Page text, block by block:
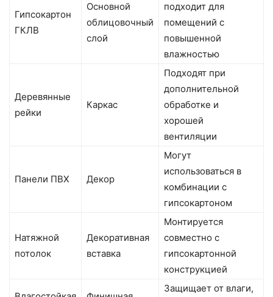
Гипсокартон
ГКЛВ
Основной
облицовочный
слой
подходит для
помещений с
повышенной
влажностью
Деревянные
рейки
Каркас
Подходят при
дополнительной
обработке и
хорошей
вентиляции
Панели ПВХ Декор
Могут
использоваться в
комбинации с
гипсокартоном
Натяжной
потолок
Декоративная
вставка
Монтируется
совместно с
гипсокартонной
конструкцией
Защищает от влаги,